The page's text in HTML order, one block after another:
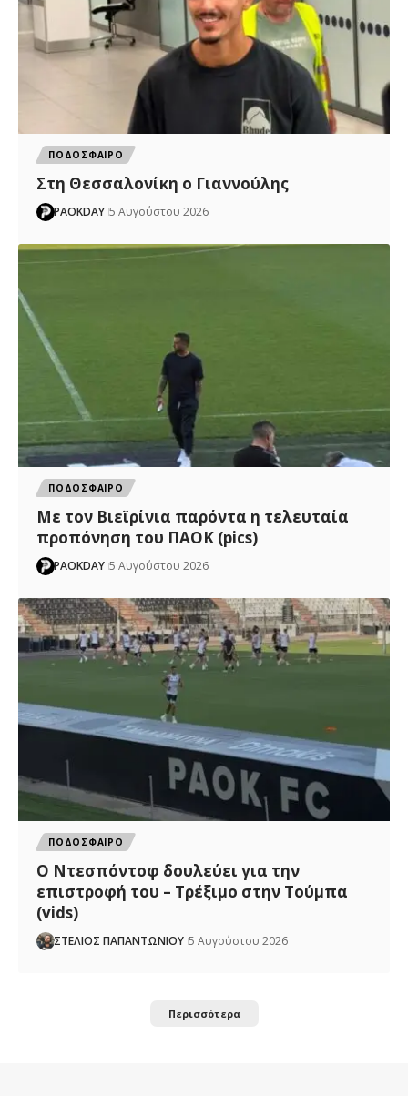
ΠΟΔΟΣΦΑΙΡΟ
Στη Θεσσαλονίκη ο Γιαννούλης
PAOKDAY 5 Αυγούστου 2026
ΠΟΔΟΣΦΑΙΡΟ
Με τον Βιεϊρίνια παρόντα η τελευταία
προπόνηση του ΠΑΟΚ (pics)
PAOKDAY 5 Αυγούστου 2026
ΠΟΔΟΣΦΑΙΡΟ
Ο Ντεσπόντοφ δουλεύει για την
επιστροφή του – Τρέξιμο στην Τούμπα
(vids)
ΣΤΕΛΙΟΣ ΠΑΠΑΝΤΩΝΙΟΥ 5 Αυγούστου 2026
Περισσότερα